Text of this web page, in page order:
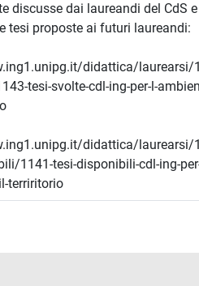
discusse dai laureandi del CdS
tesi proposte ai futuri laureandi:
didattica/laurearsi/
tesi-svolte-cdl-ing-per-l-
didattica/laurearsi/
1141-tesi-disponibili-cdl-ing-
terriritorio